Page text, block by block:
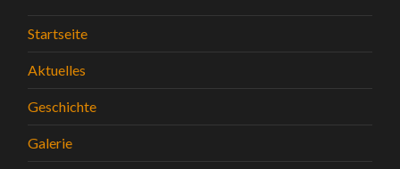
Startseite
Aktuelles
Geschichte
Galerie